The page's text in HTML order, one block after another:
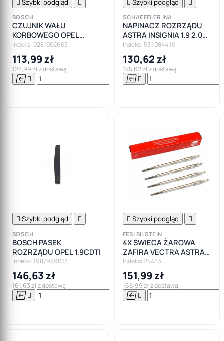
 Szybki podgląd 
BOSCH
CZUJNIK WAŁU
KORBOWEGO OPEL
ASTRA H ZAFIRA B
VECTRA C 1.9CDTI
Indeks: 0281002603
113,99 zł
128,99 zł z dostawą
  

 Szybki podgląd 
SCHAEFFLER INA
NAPINACZ ROZRZĄDU
ASTRA INSIGNIA 1.9 2.0
CDTI
Indeks: 531 0844 10
130,62 zł
145,62 zł z dostawą
 
 Szybki podgląd 
BOSCH
BOSCH PASEK
ROZRZĄDU OPEL 1,9CDTI
Indeks: 1987949613
146,63 zł
161,63 zł z dostawą
  

 Szybki podgląd 
FEBI BILSTEIN
4X ŚWIECA ŻAROWA
ZAFIRA VECTRA ASTRA
1.9CDTI 150
Indeks: 24483
151,99 zł
166,99 zł z dostawą
 